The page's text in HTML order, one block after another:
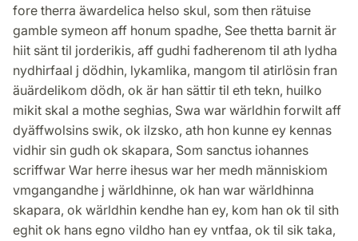
fore therra äwardelica helso skul, som then rätuise
gamble symeon aff honum spadhe, See thetta barnit är
hiit sänt til jorderikis, aff gudhi fadherenom til ath lydha
nydhirfaal j dödhin, lykamlika, mangom til atirlösin fran
äuärdelikom dödh, ok är han sättir til eth tekn, huilko
mikit skal a mothe seghias, Swa war wärldhin forwilt aff
dyäffwolsins swik, ok ilzsko, ath hon kunne ey kennas
vidhir sin gudh ok skapara, Som sanctus iohannes
scriffwar War herre ihesus war her medh människiom
vmgangandhe j wärldhinne, ok han war wärldhinna
skapara, ok wärldhin kendhe han ey, kom han ok til sith
eghit ok hans egno vildho han ey vntfaa, ok til sik taka,